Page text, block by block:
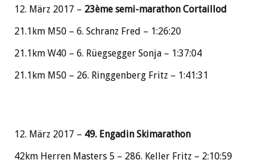
12. März 2017 – 23ème semi-marathon Cortaillod
21.1km M50 – 6. Schranz Fred – 1:26:20
21.1km W40 – 6. Rüegsegger Sonja – 1:37:04
21.1km M50 – 26. Ringgenberg Fritz – 1:41:31
12. März 2017 – 49. Engadin Skimarathon
42km Herren Masters 5 – 286. Keller Fritz – 2:10:59